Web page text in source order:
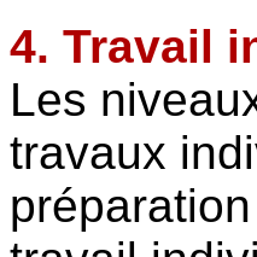
4. Travail
Les
travaux